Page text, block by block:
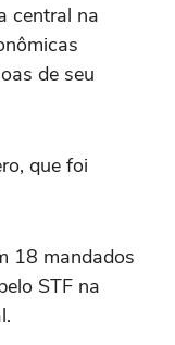
central na
de seu
que foi
18 mandados
STF na